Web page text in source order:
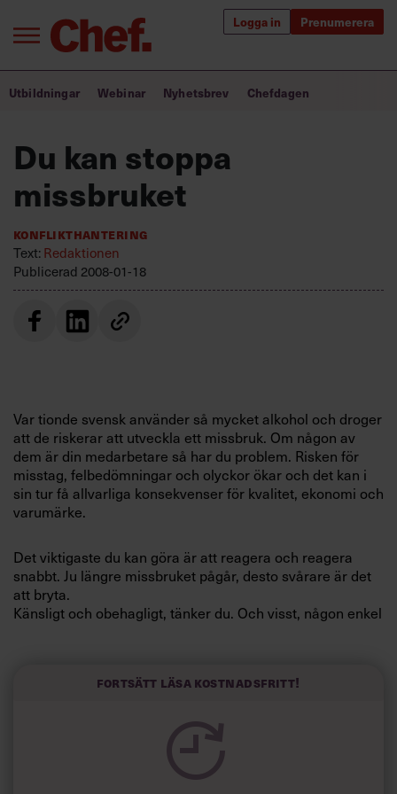
Logga in Prenumerera
Annonsera
Villkor och policy för
personuppgiftsbehandling
Sök
efter:
Bra ledare förändrar världen
Utbildning för ledare
Chefakademin+
Populära utbildningar
Utbildningar Webinar Nyhetsbrev Chefdagen
Du kan stoppa
missbruket
Konflikthantering
Text:Redaktionen
Publicerad 2008-01-18
Var tionde svensk använder så mycket alkohol och droger
att de riskerar att utveckla ett missbruk. Om någon av
dem är din medarbetare så har du problem. Risken för
misstag, felbedömningar och olyckor ökar och det kan i
sin tur få allvarliga konsekvenser för kvalitet, ekonomi och
varumärke.
Det viktigaste du kan göra är att reagera och reagera
snabbt. Ju längre missbruket pågår, desto svårare är det
att bryta.
Känsligt och obehagligt, tänker du. Och visst, någon enkel
Nyckeln till framgång stavas dokumentation. Med rätt
att du har gjort din del om det blir skarpt läge.
Ofta är det en enstaka händelse som är den utlösande
faktorn när en chef reagerar på missbruk. Det kan vara en
Fortsätt läsa kostnadsfritt!